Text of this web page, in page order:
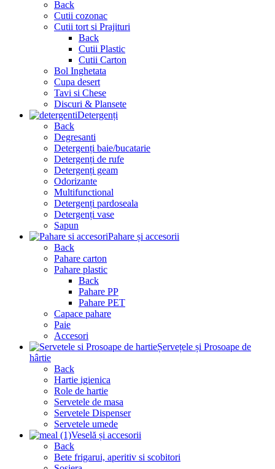
Back
Cutii cozonac
Cutii tort si Prajituri
Back
Cutii Plastic
Cutii Carton
Bol Inghetata
Cupa desert
Tavi si Chese
Discuri & Plansete
Detergenți
Back
Degresanti
Detergenți baie/bucatarie
Detergenți de rufe
Detergenți geam
Odorizante
Multifunctional
Detergenți pardoseala
Detergenți vase
Sapun
Pahare și accesorii
Back
Pahare carton
Pahare plastic
Back
Pahare PP
Pahare PET
Capace pahare
Paie
Accesori
Șervețele și Prosoape de
hârtie
Back
Hartie igienica
Role de hartie
Servetele de masa
Servetele Dispenser
Servetele umede
Veselă și accesorii
Back
Bete frigarui, aperitiv si scobitori